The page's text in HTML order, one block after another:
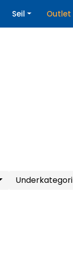
Seil Outlet
Underkategori